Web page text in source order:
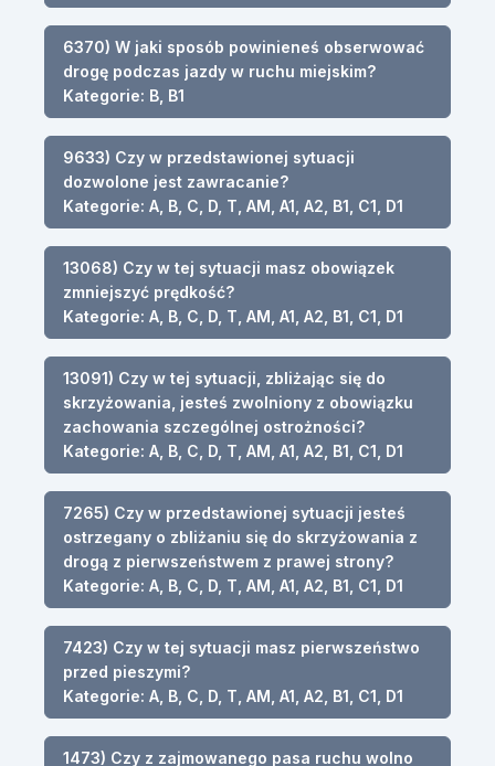
6370) W jaki sposób powinieneś obserwować
drogę podczas jazdy w ruchu miejskim?
Kategorie: B, B1
9633) Czy w przedstawionej sytuacji
dozwolone jest zawracanie?
Kategorie: A, B, C, D, T, AM, A1, A2, B1, C1, D1
13068) Czy w tej sytuacji masz obowiązek
zmniejszyć prędkość?
Kategorie: A, B, C, D, T, AM, A1, A2, B1, C1, D1
13091) Czy w tej sytuacji, zbliżając się do
skrzyżowania, jesteś zwolniony z obowiązku
zachowania szczególnej ostrożności?
Kategorie: A, B, C, D, T, AM, A1, A2, B1, C1, D1
7265) Czy w przedstawionej sytuacji jesteś
ostrzegany o zbliżaniu się do skrzyżowania z
drogą z pierwszeństwem z prawej strony?
Kategorie: A, B, C, D, T, AM, A1, A2, B1, C1, D1
7423) Czy w tej sytuacji masz pierwszeństwo
przed pieszymi?
Kategorie: A, B, C, D, T, AM, A1, A2, B1, C1, D1
1473) Czy z zajmowanego pasa ruchu wolno